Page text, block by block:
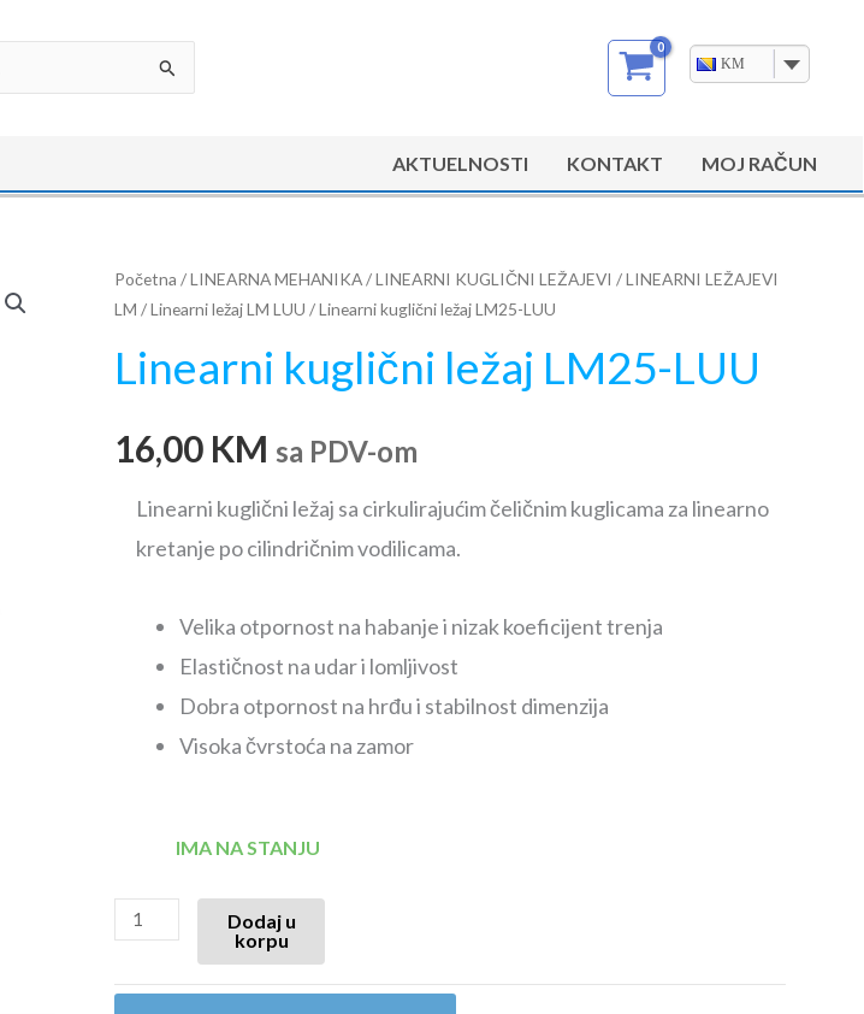
KM
AKTUELNOSTI KONTAKT MOJ RAČUN
Početna /LINEARNA MEHANIKA/LINEARNI KUGLIČNI LEŽAJEVI /LINEARNI LEŽAJEVI
LM /Linearni ležaj LM LUU / Linearni kuglični ležaj LM25-LUU
Linearni kuglični ležaj LM25-LUU
16,00 KM sa PDV-om
Linearni kuglični ležaj sa cirkulirajućim čeličnim kuglicama za linearno
kretanje po cilindričnim vodilicama.
Velika otpornost na habanje i nizak koeficijent trenja
Elastičnost na udar i lomljivost
Dobra otpornost na hrđu i stabilnost dimenzija
Visoka čvrstoća na zamor
IMA NA STANJU
Linearni
kuglični
LM25-
količina
Dodaj u
korpu